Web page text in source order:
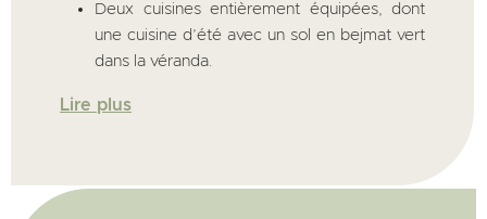
Deux cuisines entièrement équipées, dont
une cuisine d’été avec un sol en bejmat vert
dans la véranda.
Lire plus